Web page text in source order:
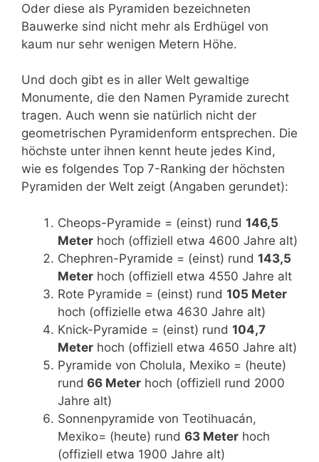
Oder diese als Pyramiden bezeichneten
Bauwerke sind nicht mehr als Erdhügel von
kaum nur sehr wenigen Metern Höhe.
Und doch gibt es in aller Welt gewaltige
Monumente, die den Namen Pyramide zurecht
tragen. Auch wenn sie natürlich nicht der
geometrischen Pyramidenform entsprechen. Die
höchste unter ihnen kennt heute jedes Kind,
wie es folgendes Top 7-Ranking der höchsten
Pyramiden der Welt zeigt (Angaben gerundet):
Cheops-Pyramide = (einst) rund 146,5
Meter hoch (offiziell etwa 4600 Jahre alt)
Chephren-Pyramide = (einst) rund 143,5
Meter hoch (offiziell etwa 4550 Jahre alt
Rote Pyramide = (einst) rund 105 Meter
hoch (offizielle etwa 4630 Jahre alt)
Knick-Pyramide = (einst) rund 104,7
Meter hoch (offiziell etwa 4650 Jahre alt)
Pyramide von Cholula, Mexiko = (heute)
rund 66 Meter hoch (offiziell rund 2000
Jahre alt)
Sonnenpyramide von Teotihuacán,
Mexiko= (heute) rund 63 Meter hoch
(offiziell etwa 1900 Jahre alt)